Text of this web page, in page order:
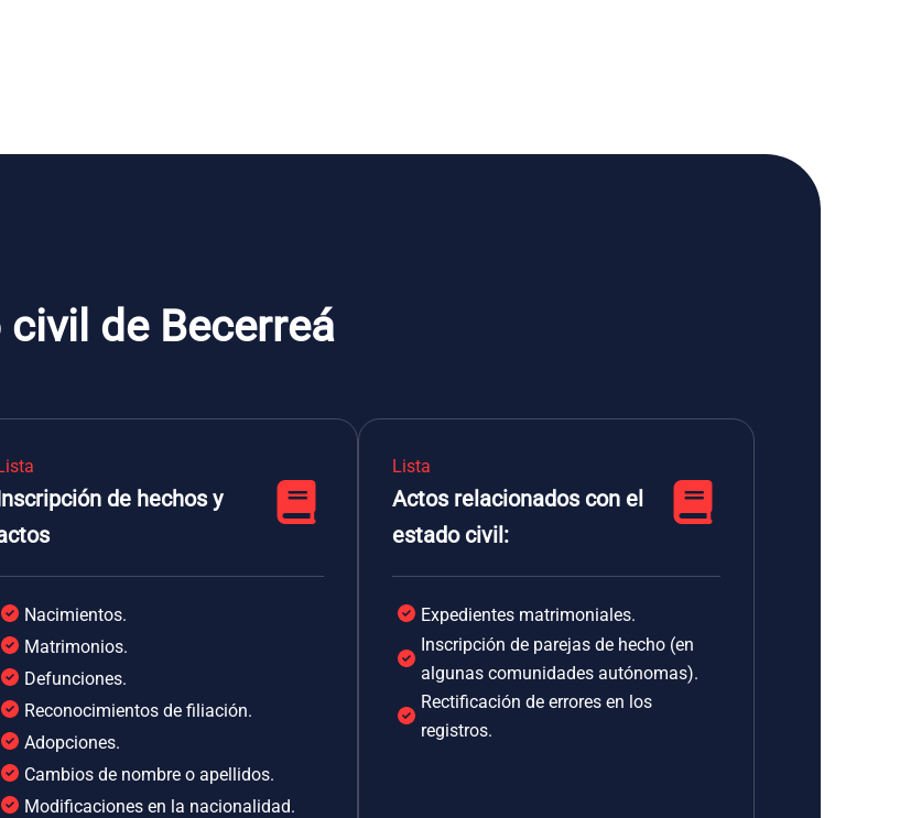
de Becerreá
de hechos y
Nacimientos.
Matrimonios.
Defunciones.
Reconocimientos de filiación.
Adopciones.
Cambios de nombre o apellidos.
Modificaciones en la nacionalidad.
Lista
Actos relacionados con el
estado civil:
Expedientes matrimoniales.
Inscripción de parejas de hecho (en
algunas comunidades autónomas).
Rectificación de errores en los
registros.